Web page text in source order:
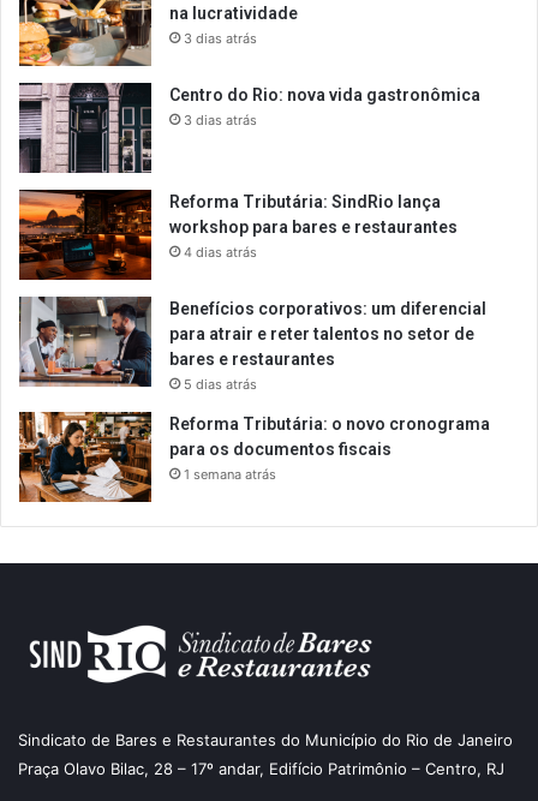
na lucratividade
3 dias atrás
Centro do Rio: nova vida gastronômica
3 dias atrás
Reforma Tributária: SindRio lança
workshop para bares e restaurantes
4 dias atrás
Benefícios corporativos: um diferencial
para atrair e reter talentos no setor de
bares e restaurantes
5 dias atrás
Reforma Tributária: o novo cronograma
para os documentos fiscais
1 semana atrás
Sindicato de Bares e Restaurantes do Município do Rio de Janeiro
Praça Olavo Bilac, 28 – 17º andar, Edifício Patrimônio – Centro, RJ